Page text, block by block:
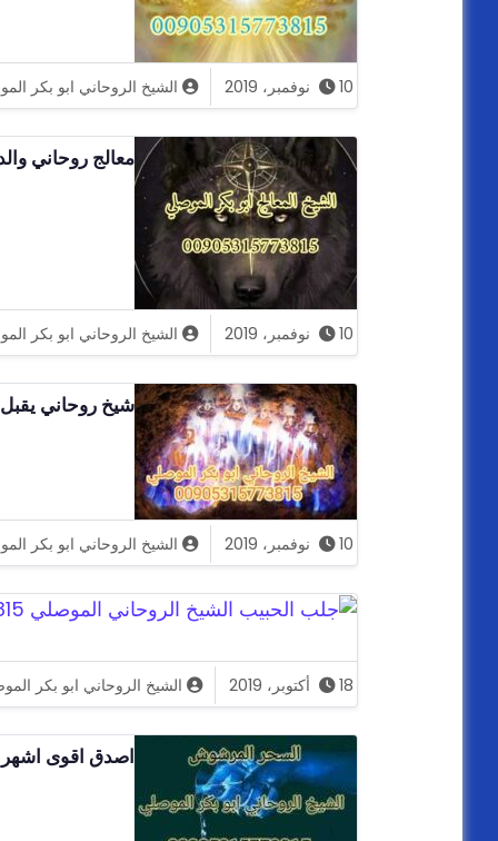
10 نوفمبر، 2019 الشيخ الروحاني ابو بكر
معالج روحاني
10 نوفمبر، 2019 الشيخ الروحاني ابو بكر
شيخ روحاني يقبل
10 نوفمبر، 2019 الشيخ الروحاني ابو بكر
18 أكتوبر، 2019 الشيخ الروحاني ابو بكر
اصدق اقوى